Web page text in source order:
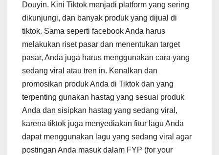
Douyin. Kini Tiktok menjadi platform yang sering
dikunjungi, dan banyak produk yang dijual di
tiktok. Sama seperti facebook Anda harus
melakukan riset pasar dan menentukan target
pasar, Anda juga harus menggunakan cara yang
sedang viral atau tren in. Kenalkan dan
promosikan produk Anda di Tiktok dan yang
terpenting gunakan hastag yang sesuai produk
Anda dan sisipkan hastag yang sedang viral,
karena tiktok juga menyediakan fitur lagu Anda
dapat menggunakan lagu yang sedang viral agar
postingan Anda masuk dalam FYP (for your